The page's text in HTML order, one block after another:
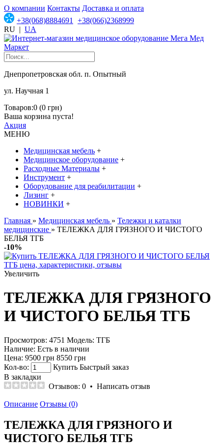
О компании Контакты Доставка и оплата
+38(068)8884691
+38(066)2368999
RU | UA
Днепропетровская обл. п. Опытный
ул. Научная 1
Товаров:0 (0 грн)
Ваша корзина пуста!
Акция
МЕНЮ
Медицинская мебель +
Медицинское оборудование +
Расходные Материалы +
Инструмент +
Оборудование для реабилитации +
Лизинг +
НОВИНКИ +
Главная » Медицинская мебель » Тележки и каталки
медицинские » ТЕЛЕЖКА ДЛЯ ГРЯЗНОГО И ЧИСТОГО
БЕЛЬЯ ТГБ
-10%
Увеличить
ТЕЛЕЖКА ДЛЯ ГРЯЗНОГО
И ЧИСТОГО БЕЛЬЯ ТГБ
Просмотров: 4751 Модель: ТГБ
Наличие: Есть в наличии
Цена: 9500 грн 8550 грн
Кол-во:
Купить Быстрый заказ
В закладки
Отзывов: 0 • Написать отзыв
Описание Отзывы (0)
ТЕЛЕЖКА ДЛЯ ГРЯЗНОГО И
ЧИСТОГО БЕЛЬЯ ТГБ